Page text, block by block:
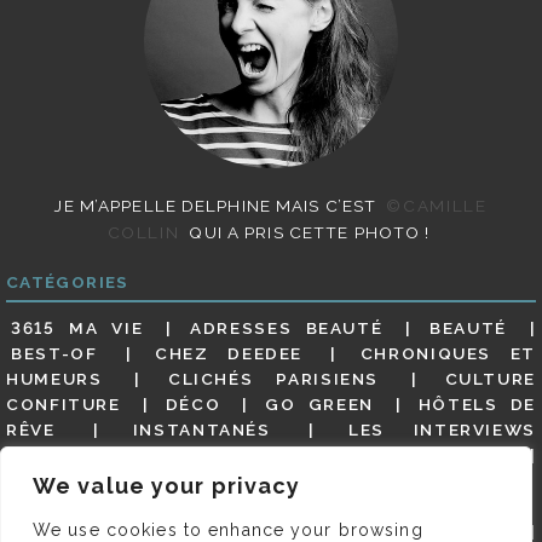
We value your privacy
We use cookies to enhance your browsing
JE M’APPELLE DELPHINE MAIS C’EST
©CAMILLE
COLLIN
QUI A PRIS CETTE PHOTO !
CATÉGORIES
3615 MA VIE ADRESSES BEAUTÉ
BEAUTÉ
BEST-OF
CHEZ DEEDEE
CHRONIQUES ET
HUMEURS
CLICHÉS PARISIENS
CULTURE
CONFITURE
DÉCO GO GREEN
HÔTELS DE
RÊVE
INSTANTANÉS
LES INTERVIEWS
MES ADRESSES
MODE NON CLASSÉ
GUIDE
PARIS EN PHOTOS RESTAURANTS